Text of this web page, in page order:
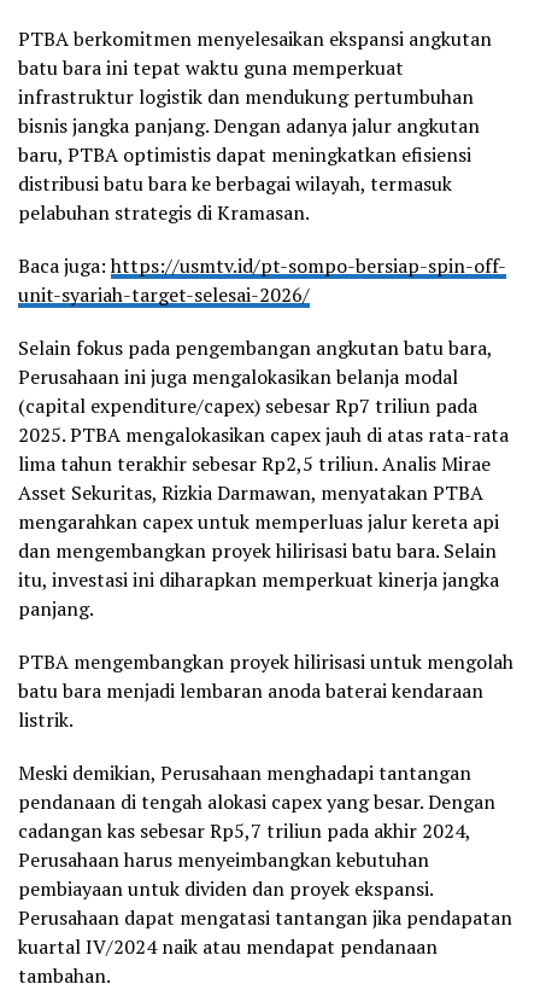
PTBA berkomitmen menyelesaikan ekspansi angkutan
batu bara ini tepat waktu guna memperkuat
infrastruktur logistik dan mendukung pertumbuhan
bisnis jangka panjang. Dengan adanya jalur angkutan
baru, PTBA optimistis dapat meningkatkan efisiensi
distribusi batu bara ke berbagai wilayah, termasuk
pelabuhan strategis di Kramasan.
Baca juga:https://usmtv.id/pt-sompo-bersiap-spin-off-
unit-syariah-target-selesai-2026/
Selain fokus pada pengembangan angkutan batu bara,
Perusahaan ini juga mengalokasikan belanja modal
(capital expenditure/capex) sebesar Rp7 triliun pada
2025. PTBA mengalokasikan capex jauh di atas rata-rata
lima tahun terakhir sebesar Rp2,5 triliun. Analis Mirae
Asset Sekuritas, Rizkia Darmawan, menyatakan PTBA
mengarahkan capex untuk memperluas jalur kereta api
dan mengembangkan proyek hilirisasi batu bara. Selain
itu, investasi ini diharapkan memperkuat kinerja jangka
panjang.
PTBA mengembangkan proyek hilirisasi untuk mengolah
batu bara menjadi lembaran anoda baterai kendaraan
listrik.
Meski demikian, Perusahaan menghadapi tantangan
pendanaan di tengah alokasi capex yang besar. Dengan
cadangan kas sebesar Rp5,7 triliun pada akhir 2024,
Perusahaan harus menyeimbangkan kebutuhan
pembiayaan untuk dividen dan proyek ekspansi.
Perusahaan dapat mengatasi tantangan jika pendapatan
kuartal IV/2024 naik atau mendapat pendanaan
tambahan.